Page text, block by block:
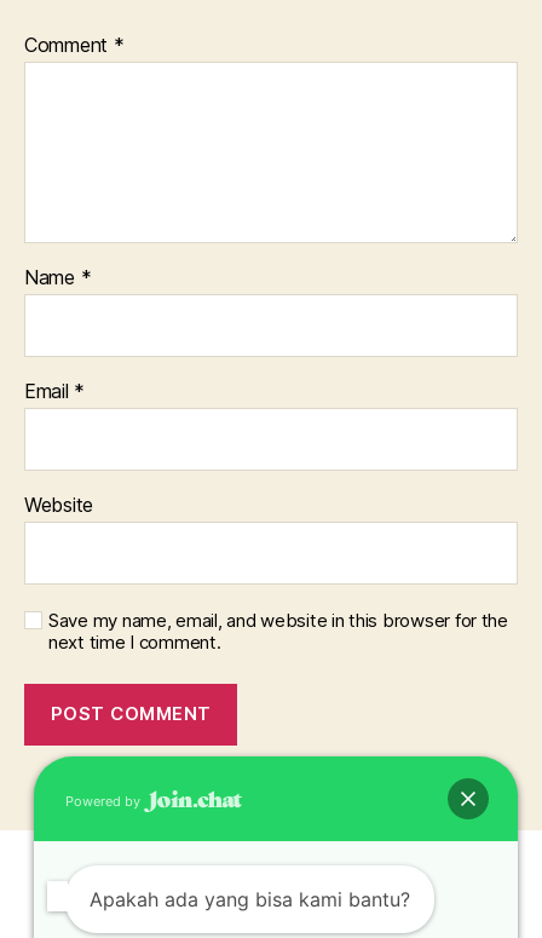
Comment *
Name *
Email *
Website
Save my name, email, and website in this browser for the
next time I comment.
Powered by
Apakah ada yang bisa kami bantu?